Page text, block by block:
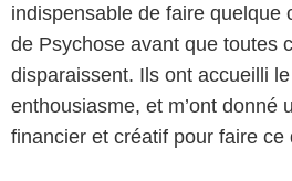
indispensable de faire quelque
de Psychose avant que toutes
disparaissent. Ils ont accueilli
enthousiasme, et m’ont donné
financier et créatif pour faire ce